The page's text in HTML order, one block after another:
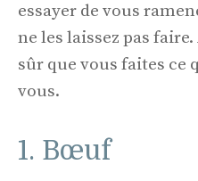
essayer de vous
ne les laissez pas
sûr que vous faites
vous.
1. Bœuf